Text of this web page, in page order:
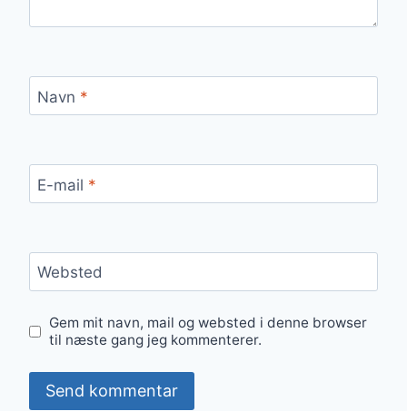
Navn *
E-mail *
Websted
Gem mit navn, mail og websted i denne browser
til næste gang jeg kommenterer.